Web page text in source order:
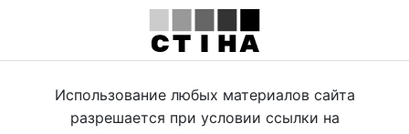
Использование любых материалов сайта
разрешается при условии ссылки на